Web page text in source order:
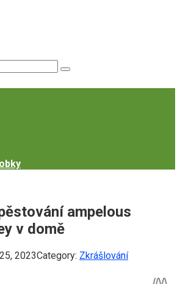
ampelous
v domě
2023Category: Zkrášlování